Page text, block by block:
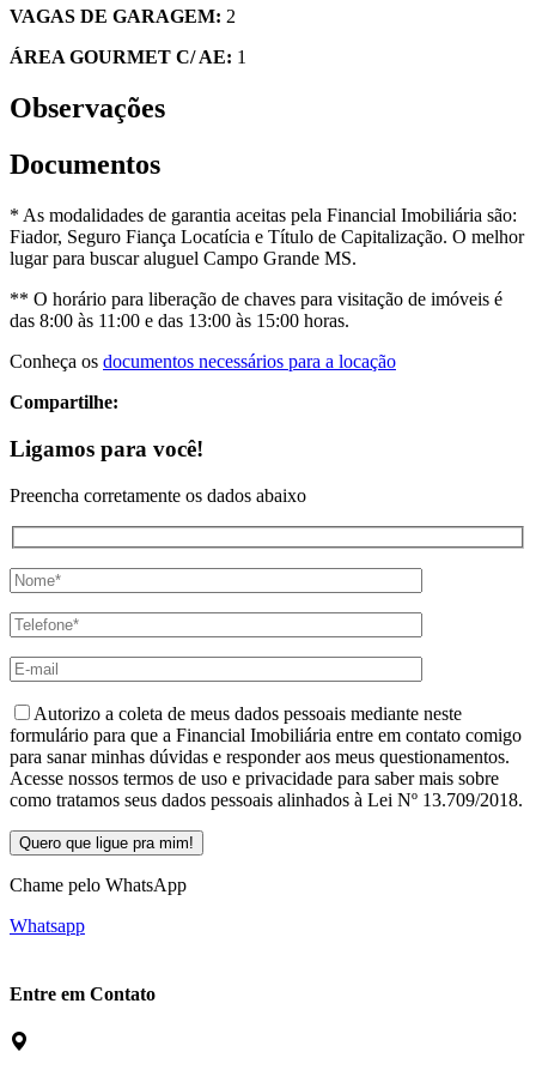
VAGAS DE GARAGEM: 2
ÁREA GOURMET C/ AE: 1
Observações
Documentos
* As modalidades de garantia aceitas pela Financial Imobiliária são:
Fiador, Seguro Fiança Locatícia e Título de Capitalização. O melhor
lugar para buscar aluguel Campo Grande MS.
** O horário para liberação de chaves para visitação de imóveis é
das 8:00 às 11:00 e das 13:00 às 15:00 horas.
Conheça os documentos necessários para a locação
Compartilhe:
Ligamos para você!
Preencha corretamente os dados abaixo
Autorizo a coleta de meus dados pessoais mediante neste
formulário para que a Financial Imobiliária entre em contato comigo
para sanar minhas dúvidas e responder aos meus questionamentos.
Acesse nossos termos de uso e privacidade para saber mais sobre
como tratamos seus dados pessoais alinhados à Lei Nº 13.709/2018.
Chame pelo WhatsApp
Whatsapp
Entre em Contato